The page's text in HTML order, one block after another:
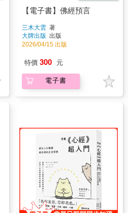
【電子書】佛經預言
三木大雲 著
大牌出版 出版
2026/04/15 出版
特價 300 元
電子書